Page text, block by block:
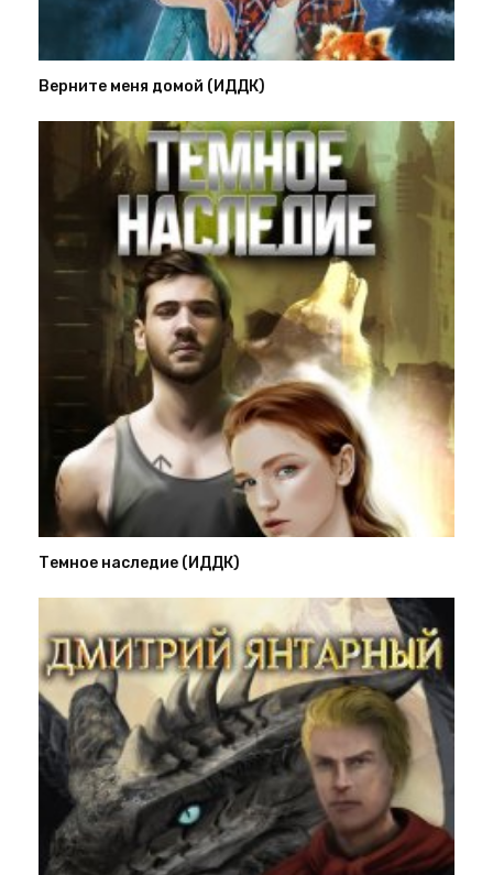
Верните меня домой (ИДДК)
Темное наследие (ИДДК)